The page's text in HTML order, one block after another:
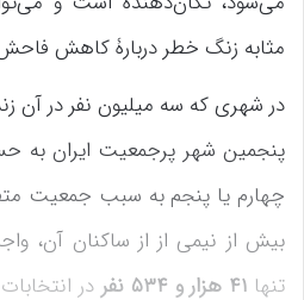
مثابه زنگ خطر دربارۀ کاهش
در شهری که سه میلیون نفر در آن
پنجمین شهر پرجمعیت ایران به
چهارم یا پنجم به سبب جمعیت
بیش از نیمی از از ساکنان آن،
تنها ۴۱ هزار و ۵۳۴ نفر
در